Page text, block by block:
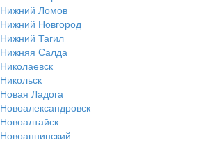
Нижний Ломов
Нижний Новгород
Нижний Тагил
Нижняя Салда
Николаевск
Никольск
Новая Ладога
Новоалександровск
Новоалтайск
Новоаннинский